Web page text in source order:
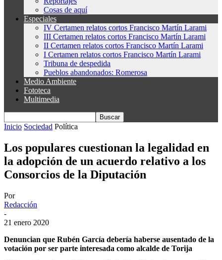
Cosas de aquí
Especiales
IV Certamen relatos cortos Francisco Martín Larami
III Certamen relatos cortos Francisco Martín Larami
II Certamen relatos cortos Francisco Martín Larami
I Certamen relatos cortos Francisco Martín Larami
Tribuna de despedida
Pueblos abandonados: Romerosa
Medio Ambiente
Fototeca
Multimedia
Inicio Sociedad Política
Los populares cuestionan la legalidad en
la adopción de un acuerdo relativo a los
Consorcios de la Diputación
Por
Redacción
-
21 enero 2020
Denuncian que Rubén García debería haberse ausentado de la
votación por ser parte interesada como alcalde de Torija